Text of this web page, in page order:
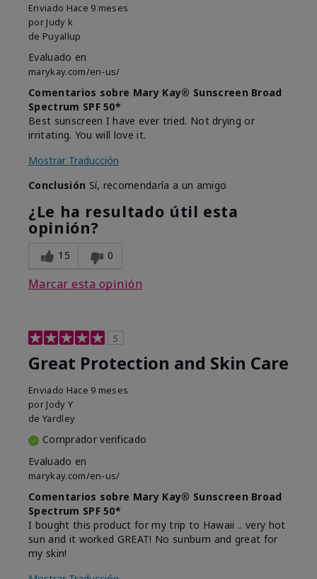
Enviado Hace 9 meses
por Judy k
de Puyallup
Evaluado en
marykay.com/en-us/
Comentarios sobre Mary Kay® Sunscreen Broad
Spectrum SPF 50*
Best sunscreen I have ever tried. Not drying or
irritating. You will love it.
Mostrar Traducción
Conclusión Sí, recomendaría a un amigo
¿Le ha resultado útil esta
opinión?
15 0
Marcar esta opinión
5
Great Protection and Skin Care
Enviado Hace 9 meses
por Jody Y
de Yardley
Comprador verificado
Evaluado en
marykay.com/en-us/
Comentarios sobre Mary Kay® Sunscreen Broad
Spectrum SPF 50*
I bought this product for my trip to Hawaii .. very hot
sun and it worked GREAT! No sunburn and great for
my skin!